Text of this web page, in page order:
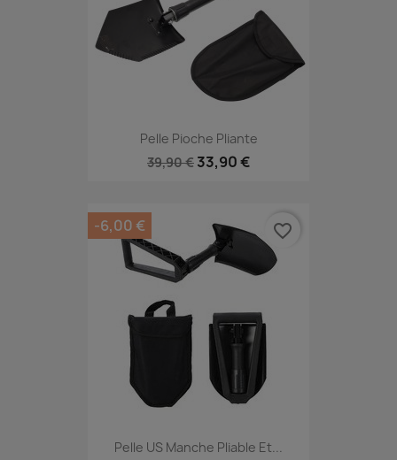
Pelle Pioche Pliante
39,90 € 33,90 €
Pelle US Manche Pliable Et...
-6,00 € favorite_border